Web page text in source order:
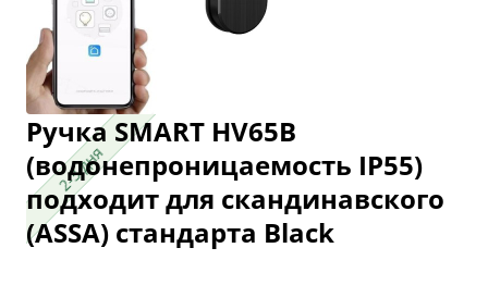
2-3 дня
2-3 дня
Ручка SMART HV65B
(водонепроницаемость IP55)
подходит для скандинавского
(ASSA) стандарта Black